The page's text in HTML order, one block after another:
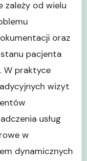
zależy od wielu
oraz
pacjenta
W praktyce
wizyt
usług
w
dynamicznych